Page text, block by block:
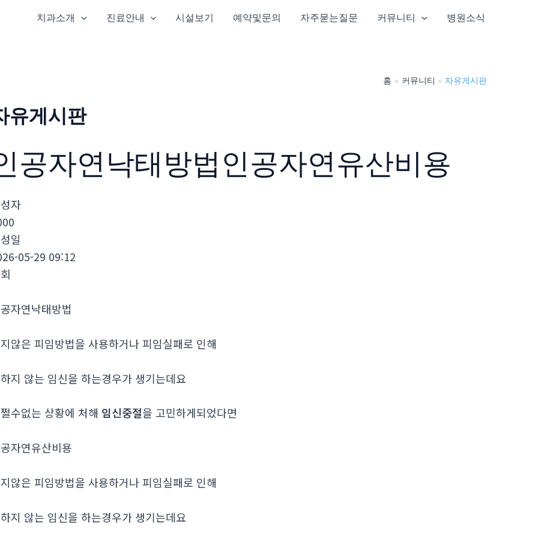
치과소개 진료안내 시설보기 예약및문의 자주묻는질문 커뮤니티 병원소식
홈 커뮤니티 자유게시판
유게시판
공자연낙태방법인공자연유산비용
자
일
05-29 09:12
자연낙태방법
않은 피임방법을 사용하거나 피임실패로 인해
지 않는 임신을 하는경우가 생기는데요
수없는 상황에 처해 임신중절을 고민하게되었다면
자연유산비용
않은 피임방법을 사용하거나 피임실패로 인해
지 않는 임신을 하는경우가 생기는데요